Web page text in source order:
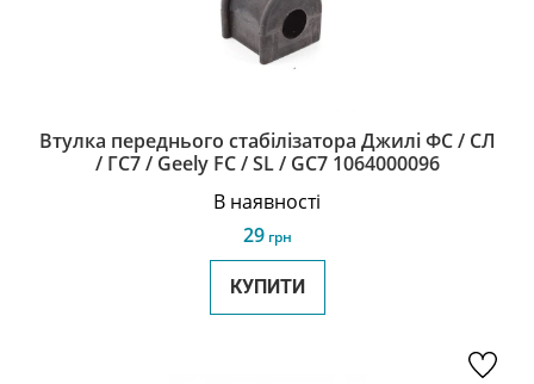
Втулка переднього стабілізатора Джилі ФС / СЛ
/ ГС7 / Geely FC / SL / GC7 1064000096
В наявності
29грн
КУПИТИ